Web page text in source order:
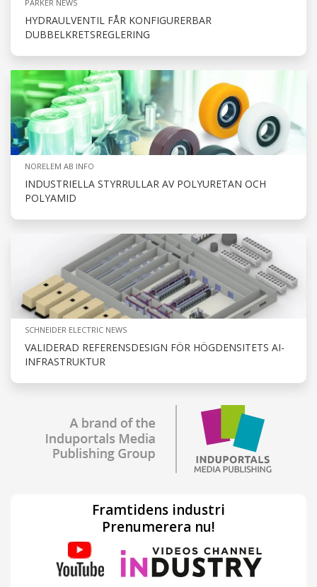
PARKER NEWS
HYDRAULVENTIL FÅR KONFIGURERBAR
DUBBELKRETSREGLERING
NORELEM AB INFO
INDUSTRIELLA STYRRULLAR AV POLYURETAN OCH
POLYAMID
SCHNEIDER ELECTRIC NEWS
VALIDERAD REFERENSDESIGN FÖR HÖGDENSITETS AI-
INFRASTRUKTUR
Framtidens industri
Prenumerera nu!